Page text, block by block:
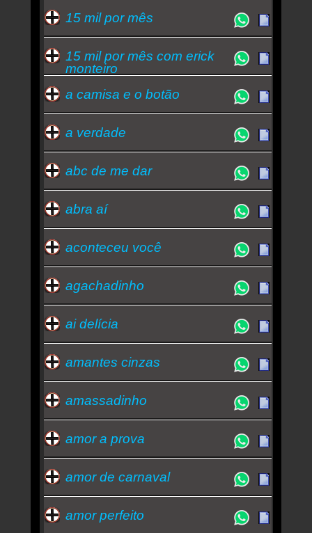
15 mil por mês
15 mil por mês com erick
monteiro
a camisa e o botão
a verdade
abc de me dar
abra aí
aconteceu você
agachadinho
ai delícia
amantes cinzas
amassadinho
amor a prova
amor de carnaval
amor perfeito